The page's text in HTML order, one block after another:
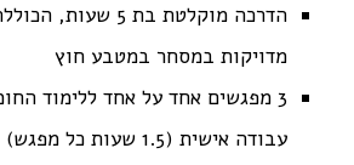
הדרכה מוקלטת בת 5
מדויקות במסחר במטבע חוץ
3 מפגשים אחד על אחד ללימוד
עבודה אישית (1.5 שעות כל מפגש)